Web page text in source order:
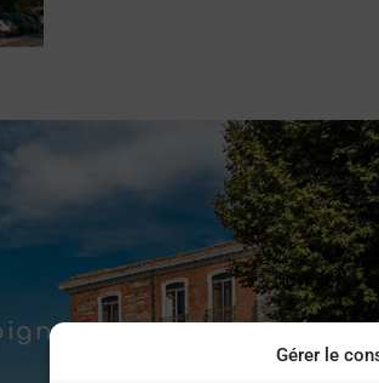
Gérer le
nous sur les